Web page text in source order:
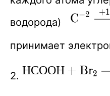
водорода)
C^{-
CX
−2 +1
принимает
2. \ce{
НСООН + BrX
2